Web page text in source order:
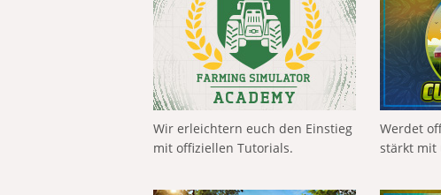
Wir erleichtern euch den Einstieg
mit offiziellen Tutorials.
Werdet
stärkt mit